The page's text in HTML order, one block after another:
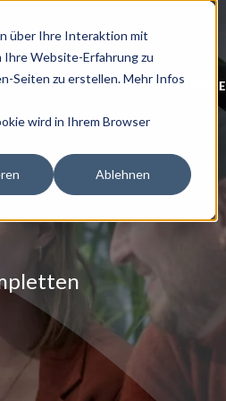
über Ihre Interaktion mit
Ihre Website-Erfahrung zu
Seiten zu erstellen. Mehr Infos
wird in Ihrem Browser
Ablehnen
INSIGHTS KARRIERE